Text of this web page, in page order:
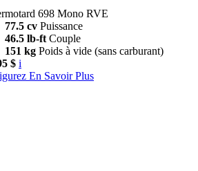
698 Mono RVE
77.5 cv Puissance
46.5 lb-ft Couple
151 kg Poids à vide (sans carburant)
$ i
En Savoir Plus